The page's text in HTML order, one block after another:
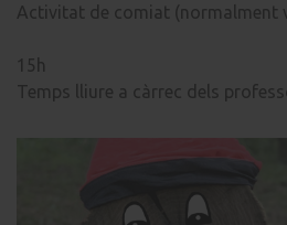
Activitat de comiat (normalment
15h
Temps lliure a càrrec dels